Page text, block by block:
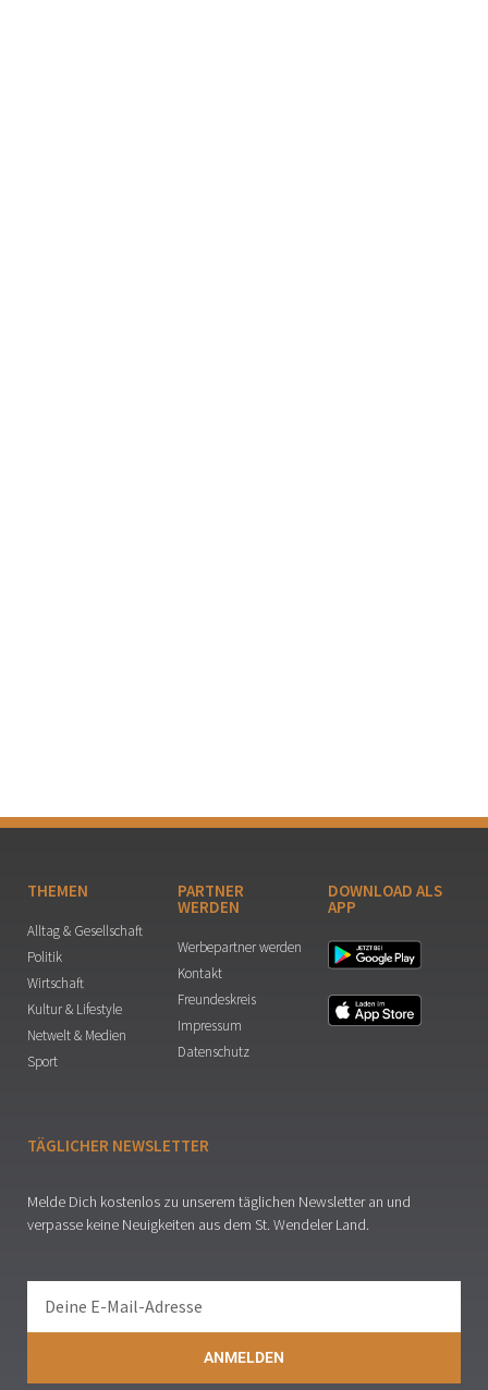
THEMEN
Alltag & Gesellschaft
Politik
Wirtschaft
Kultur & Lifestyle
Netwelt & Medien
Sport
PARTNER
WERDEN
Werbepartner werden
Kontakt
Freundeskreis
Impressum
Datenschutz
DOWNLOAD ALS
APP
TÄGLICHER NEWSLETTER
Melde Dich kostenlos zu unserem täglichen Newsletter an und
verpasse keine Neuigkeiten aus dem St. Wendeler Land.
ANMELDEN